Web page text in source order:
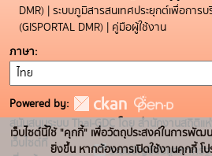
DMR) | ระบบภูมิสารสนเทศประยุกต์เพื่อกา
(GISPORTAL DMR) | คู่มือผู้ใช้งาน
ภาษา
Powered by:
สนับสนุนระบบ Thai-GDC โดย สำนักงานสถิติแ
เว็บไซต์ที่
ระบบบัญชีข้อมูลภาครัฐ
เว็บไซต์นี้ใช้ "คุกกี้" เพื่อวัตถุประสงค์ในการพัฒ
ยิ่งขึ้น หากต้องการเปิดใช้งานคุกกี้